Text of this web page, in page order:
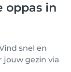
oppas in
snel en
jouw gezin via